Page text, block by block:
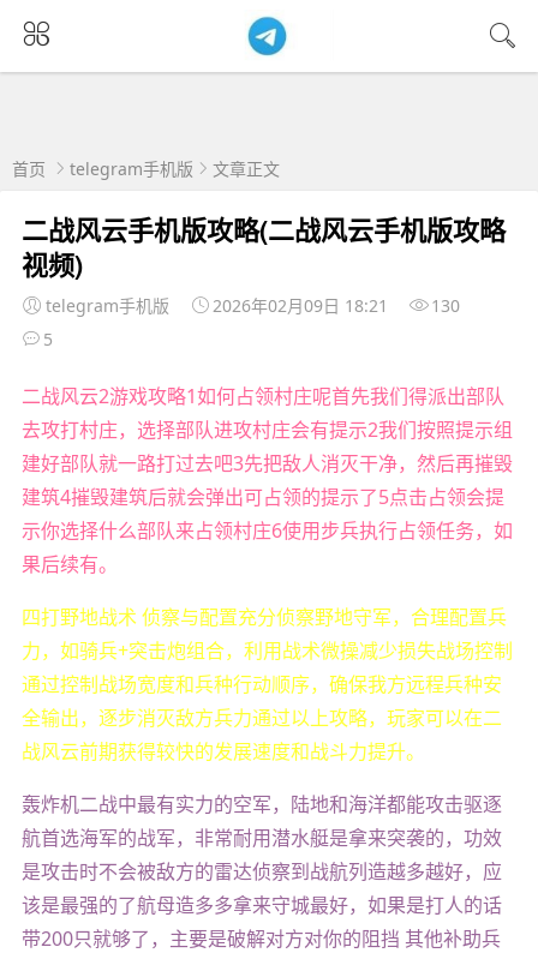
首页 telegram手机版 文章正文
二战风云手机版攻略(二战风云手机版攻略
视频)
telegram手机版 2026年02月09日 18:21
130
5
二战风云2游戏攻略1如何占领村庄呢首先我们得派出部队
去攻打村庄，选择部队进攻村庄会有提示2我们按照提示组
建好部队就一路打过去吧3先把敌人消灭干净，然后再摧毁
建筑4摧毁建筑后就会弹出可占领的提示了5点击占领会提
示你选择什么部队来占领村庄6使用步兵执行占领任务，如
果后续有。
四打野地战术 侦察与配置充分侦察野地守军，合理配置兵
力，如骑兵+突击炮组合，利用战术微操减少损失战场控制
通过控制战场宽度和兵种行动顺序，确保我方远程兵种安
全输出，逐步消灭敌方兵力通过以上攻略，玩家可以在二
战风云前期获得较快的发展速度和战斗力提升。
轰炸机二战中最有实力的空军，陆地和海洋都能攻击驱逐
航首选海军的战军，非常耐用潜水艇是拿来突袭的，功效
是攻击时不会被敌方的雷达侦察到战航列造越多越好，应
该是最强的了航母造多多拿来守城最好，如果是打人的话
带200只就够了，主要是破解对方对你的阻挡 其他补助兵